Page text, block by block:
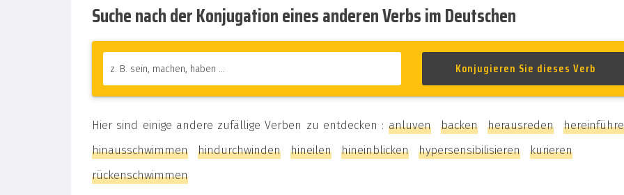
Suche nach der Konjugation eines anderen Verbs im Deutschen
Hier sind einige andere zufällige Verben zu entdecken : anluven backen herausreden
hinausschwimmen
hindurchwinden hineilen hineinblicken hypersensibilisieren
kurieren
rückenschwimmen